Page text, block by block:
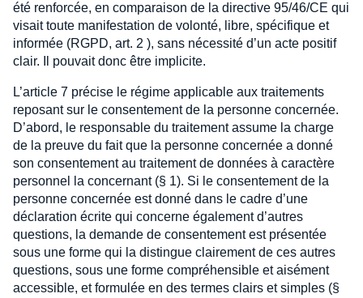
été renforcée, en comparaison de la directive 95/46/CE qui
visait toute manifestation de volonté, libre, spécifique et
informée (RGPD, art. 2 ), sans nécessité d’un acte positif
clair. Il pouvait donc être implicite.
L’article 7 précise le régime applicable aux traitements
reposant sur le consentement de la personne concernée.
D’abord, le responsable du traitement assume la charge
de la preuve du fait que la personne concernée a donné
son consentement au traitement de données à caractère
personnel la concernant (§ 1). Si le consentement de la
personne concernée est donné dans le cadre d’une
déclaration écrite qui concerne également d’autres
questions, la demande de consentement est présentée
sous une forme qui la distingue clairement de ces autres
questions, sous une forme compréhensible et aisément
accessible, et formulée en des termes clairs et simples (§